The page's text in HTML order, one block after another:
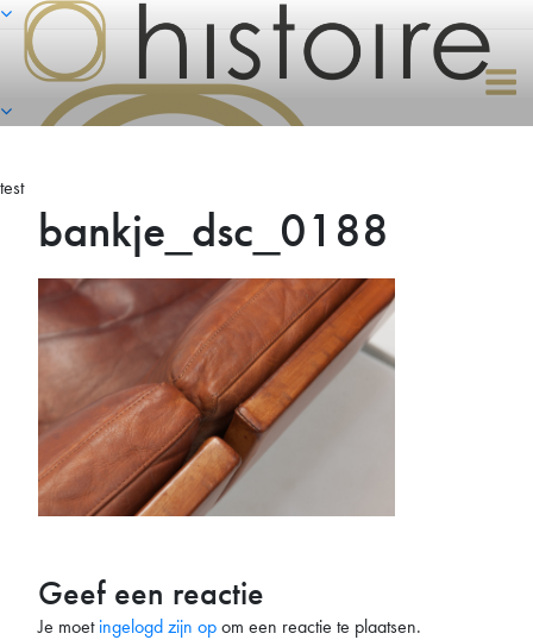
Naar
inhoud
springen
test
bankje_dsc_0188
Geef een reactie
Je moetingelogd zijn opom een reactie te plaatsen.